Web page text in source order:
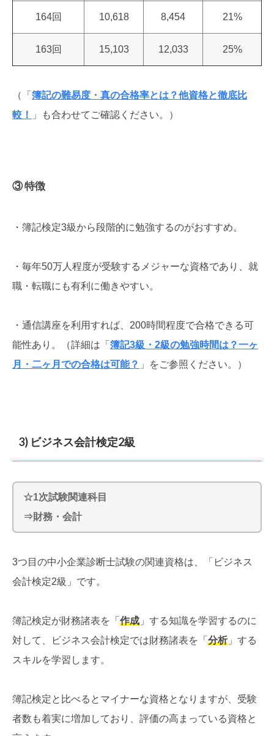
164回 10,618 8,454 21%
163回 15,103 12,033 25%
（「 簿記の難易度・真の合格率とは？他資格と徹底比
較！
」も合わせてご確認ください。）
③ 特徴
・簿記検定3級から段階的に勉強するのがおすすめ。
・毎年50万人程度が受験するメジャーな資格であり、就
職・転職にも有利に働きやすい。
・通信講座を利用すれば、200時間程度で合格できる可
能性あり。（詳細は「 簿記3級・2級の勉強時間は？一ヶ
月・二ヶ月での合格は可能？ 」をご参照ください。）
3) ビジネス会計検定2級
☆1次試験関連科目
⇒財務・会計
3つ目の中小企業診断士試験の関連資格は、「ビジネス
会計検定2級」です。
簿記検定が財務諸表を「 作成 」する知識を学習するのに
対して、ビジネス会計検定では財務諸表を「 分析」する
スキルを学習します。
簿記検定と比べるとマイナーな資格となりますが、受験
者数も着実に増加しており、評価の高まっている資格と